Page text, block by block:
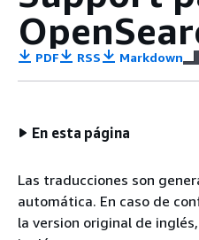
PDF RSS Markdown
En esta página
Las traducciones son
automática. En caso de
la version original de